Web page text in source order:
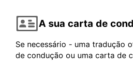
A sua carta de
Se necessário - uma tradução
de condução ou uma carta de